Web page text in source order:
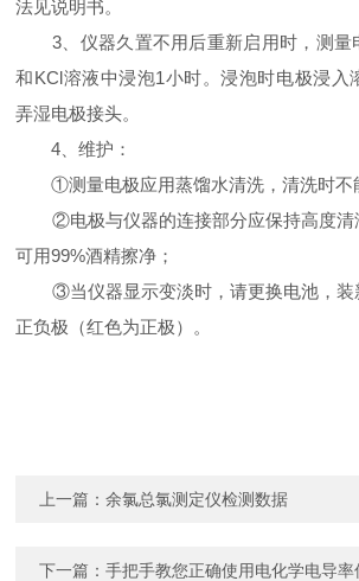
法见说明书。
3、仪器久置不用后重新启用时，测量
和KCl溶液中浸泡1小时。浸泡时电极浸入
弄湿电极接头。
4、维护：
①测量电极应用蒸馏水清洗，清洗时不
②电极与仪器的连接部分应保持高度清
可用99%酒精擦净；
③当仪器显示变淡时，请更换电池，装
正负极（红色为正极）。
上一篇：余氯总氯测定仪检测数据
下一篇：手把手教您正确使用电化学电导率